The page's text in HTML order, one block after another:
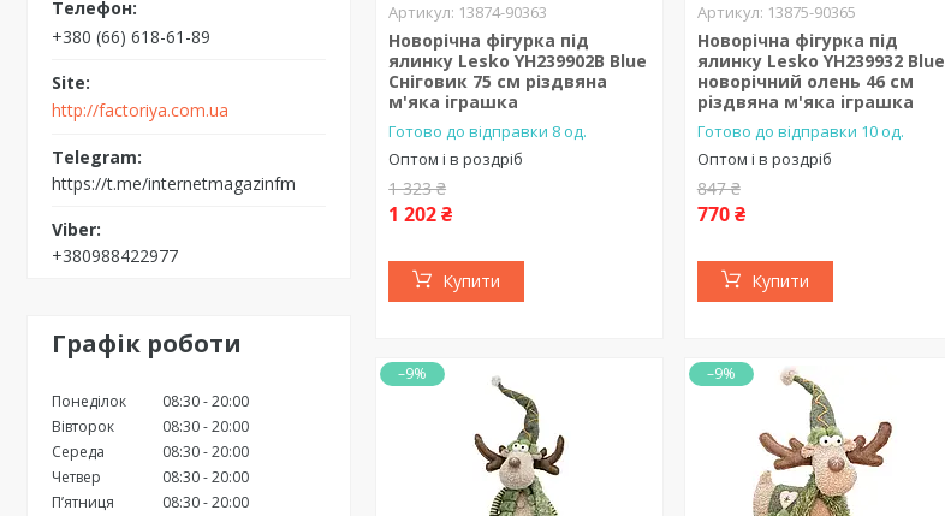
+380 (66) 618-61-89
http://factoriya.com.ua
https://t.me/internetmagazinfm
+380988422977
Графік роботи
Понеділок 08:30 20:00
Вівторок
08:30 20:00
Середа
08:30 20:00
Четвер
08:30 20:00
Пʼятниця
08:30 20:00
13874-90363
Новорічна фігурка під
ялинку Lesko YH239902B Blue
Сніговик 75 см різдвяна
м'яка іграшка
Готово до відправки 8 од.
Оптом і в роздріб
1 323 ₴
1 202 ₴
Купити
13875-90365
Новорічна фігурка під
ялинку Lesko YH239932 Blue
новорічний олень 46 см
різдвяна м'яка іграшка
Готово до відправки 10 од.
Оптом і в роздріб
847 ₴
770 ₴
Купити
–9% –9%